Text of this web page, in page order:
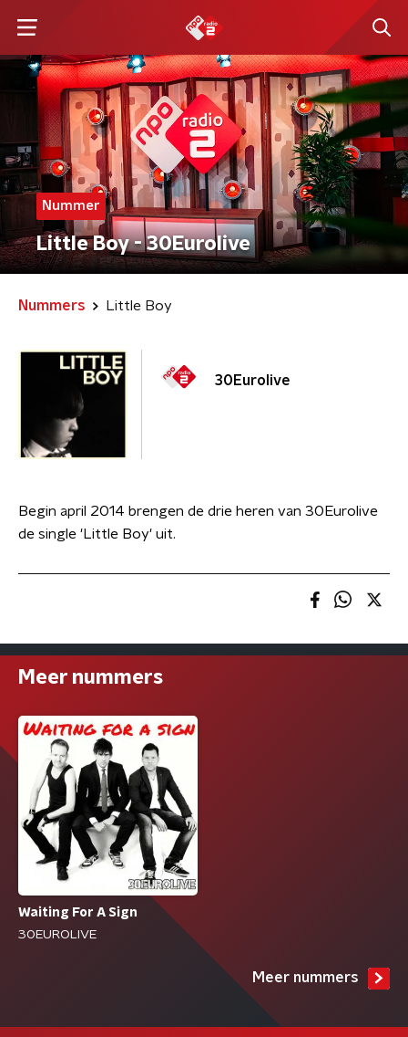
Nummer
Little Boy - 30Eurolive
Nummers Little Boy
30Eurolive
Begin april 2014 brengen de drie heren van 30Eurolive
de single 'Little Boy' uit.
Meer nummers
Waiting For A Sign
30EUROLIVE
Meer nummers